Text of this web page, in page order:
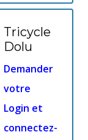
Tricycle
Dolu
Demander
votre
Login et
connectez-